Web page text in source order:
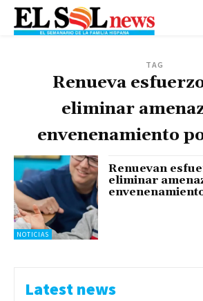
TAG
Renueva
eliminar
envenenamiento
NOTICIAS
Renuevan
eliminar
Latest news